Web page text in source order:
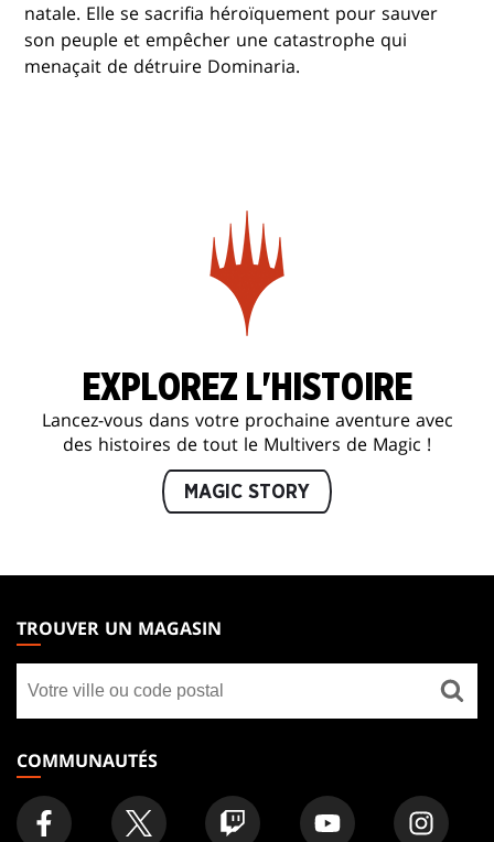
natale. Elle se sacrifia héroïquement pour sauver
son peuple et empêcher une catastrophe qui
menaçait de détruire Dominaria.
EXPLOREZ L'HISTOIRE
Lancez-vous dans votre prochaine aventure avec
des histoires de tout le Multivers de Magic !
MAGIC STORY
THE
GATHERING
FOOTER
TROUVER UN MAGASIN
un
magasin
COMMUNAUTÉS